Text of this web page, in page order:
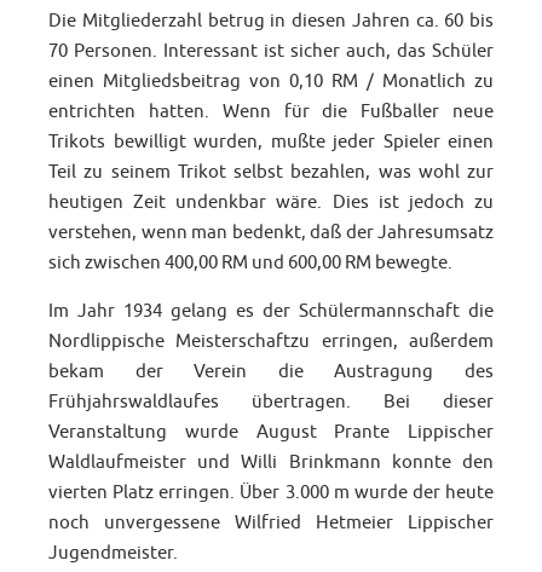
Die Mitgliederzahl betrug in diesen Jahren ca. 60 bis
70 Personen. Interessant ist sicher auch, das Schüler
einen Mitgliedsbeitrag von 0,10 RM / Monatlich zu
entrichten hatten. Wenn für die Fußballer neue
Trikots bewilligt wurden, mußte jeder Spieler einen
Teil zu seinem Trikot selbst bezahlen, was wohl zur
heutigen Zeit undenkbar wäre. Dies ist jedoch zu
verstehen, wenn man bedenkt, daß der Jahresumsatz
sich zwischen 400,00 RM und 600,00 RM bewegte.
Im Jahr 1934 gelang es der Schülermannschaft die
Nordlippische Meisterschaftzu erringen, außerdem
bekam der Verein die Austragung des
Frühjahrswaldlaufes übertragen. Bei dieser
Veranstaltung wurde August Prante Lippischer
Waldlaufmeister und Willi Brinkmann konnte den
vierten Platz erringen. Über 3.000 m wurde der heute
noch unvergessene Wilfried Hetmeier Lippischer
Jugendmeister.